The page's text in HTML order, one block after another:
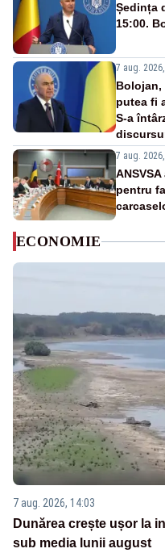
Ședința
15:00.
7 aug. 2026,
Bolojan,
putea fi
S-a
7 aug.
pentru
ECONOMIE
7 aug. 2026, 14:03
Dunărea crește ușor la
sub media lunii august